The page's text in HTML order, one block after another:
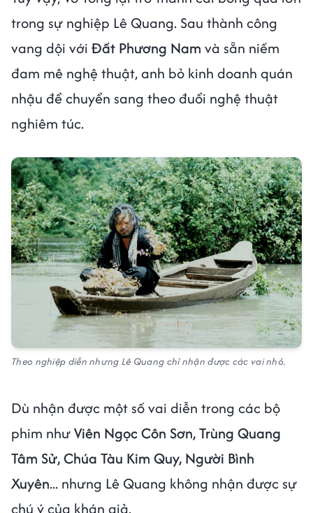
trong sự nghiệp Lê Quang. Sau thành công
vang dội với Đất Phương Nam và sẵn niềm
đam mê nghệ thuật, anh bỏ kinh doanh quán
nhậu để chuyển sang theo đuổi nghệ thuật
nghiêm túc.
Theo nghiệp diễn nhưng Lê Quang chỉ nhận được các vai nhỏ.
Dù nhận được một số vai diễn trong các bộ
phim nhưViên Ngọc Côn Sơn, Trùng Quang
Tâm Sử, Chúa Tàu Kim Quy, Người Bình
Xuyên... nhưng Lê Quang không nhận được sự
chú ý của khán giả.